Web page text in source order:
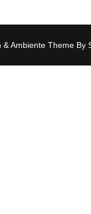
& Ambiente Theme By